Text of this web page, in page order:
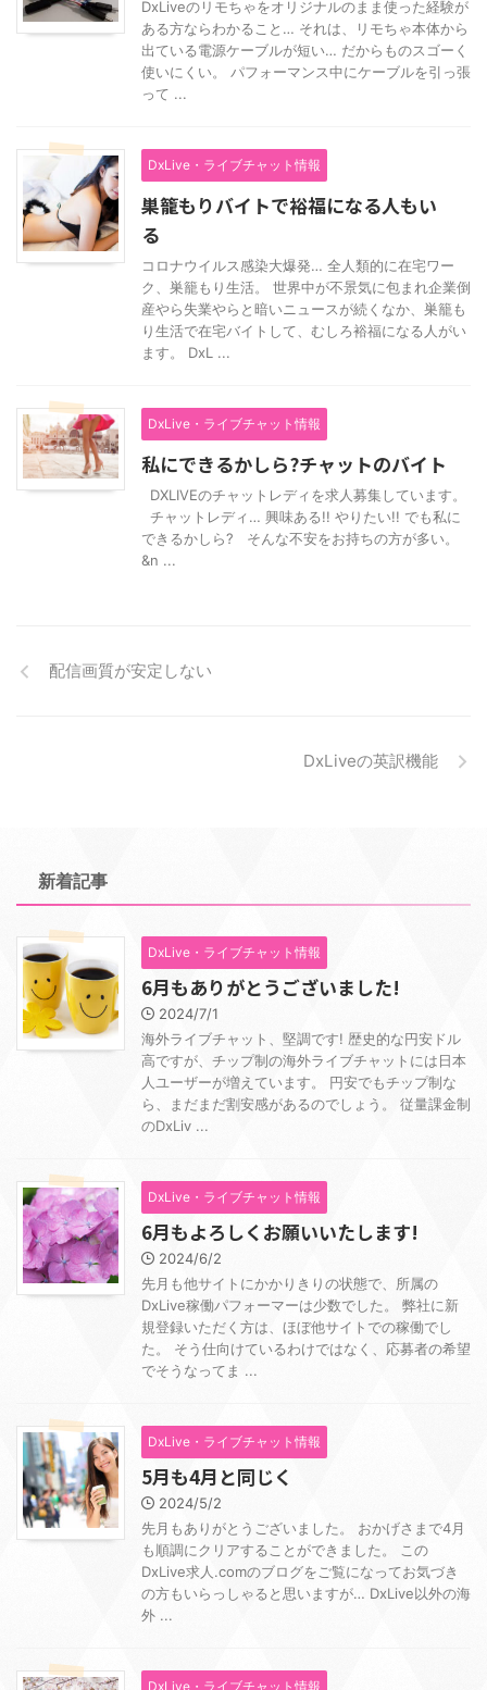
DxLiveのリモちゃをオリジナルのまま使った経験が
ある方ならわかること… それは、リモちゃ本体から
出ている電源ケーブルが短い… だからものスゴーく
使いにくい。 パフォーマンス中にケーブルを引っ張
って ...
DxLive・ライブチャット情報
巣籠もりバイトで裕福になる人もい
る
コロナウイルス感染大爆発… 全人類的に在宅ワー
ク、巣籠もり生活。 世界中が不景気に包まれ企業倒
産やら失業やらと暗いニュースが続くなか、巣籠も
り生活で在宅バイトして、むしろ裕福になる人がい
ます。 DxL ...
DxLive・ライブチャット情報
私にできるかしら?チャットのバイト
DXLIVEのチャットレディを求人募集しています。
チャットレディ… 興味ある!! やりたい!! でも私に
できるかしら? そんな不安をお持ちの方が多い。
&n ...
配信画質が安定しない
DxLiveの英訳機能
新着記事
DxLive・ライブチャット情報
6月もありがとうございました!
2024/7/1
海外ライブチャット、堅調です! 歴史的な円安ドル
高ですが、チップ制の海外ライブチャットには日本
人ユーザーが増えています。 円安でもチップ制な
ら、まだまだ割安感があるのでしょう。 従量課金制
のDxLiv ...
DxLive・ライブチャット情報
6月もよろしくお願いいたします!
2024/6/2
先月も他サイトにかかりきりの状態で、所属の
DxLive稼働パフォーマーは少数でした。 弊社に新
規登録いただく方は、ほぼ他サイトでの稼働でし
た。 そう仕向けているわけではなく、応募者の希望
でそうなってま ...
DxLive・ライブチャット情報
5月も4月と同じく
2024/5/2
先月もありがとうございました。 おかげさまで4月
も順調にクリアすることができました。 この
DxLive求人.comのブログをご覧になってお気づき
の方もいらっしゃると思いますが… DxLive以外の海
外 ...
DxLive・ライブチャット情報